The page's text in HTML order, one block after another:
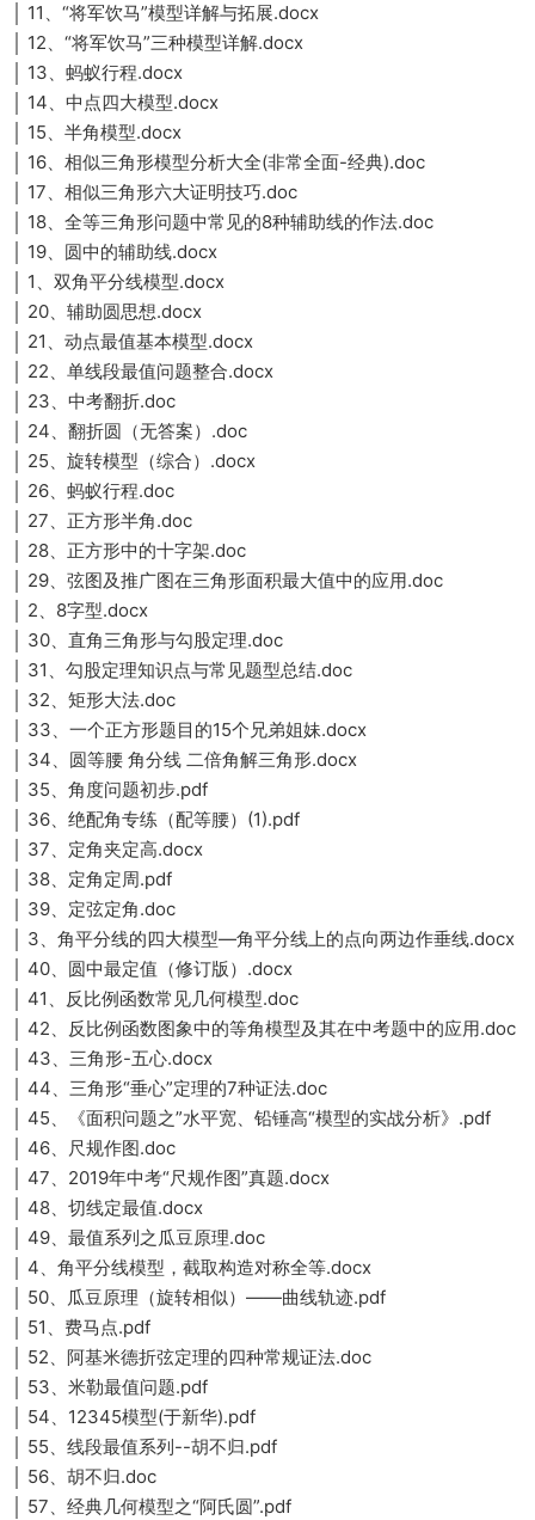
│ 11、“将军饮马”模型详解与拓展.docx
│ 12、“将军饮马”三种模型详解.docx
│ 13、蚂蚁行程.docx
│ 14、中点四大模型.docx
│ 15、半角模型.docx
│ 16、相似三角形模型分析大全(非常全面-经典).doc
│ 17、相似三角形六大证明技巧.doc
│ 18、全等三角形问题中常见的8种辅助线的作法.doc
│ 19、圆中的辅助线.docx
│ 1、双角平分线模型.docx
│ 20、辅助圆思想.docx
│ 21、动点最值基本模型.docx
│ 22、单线段最值问题整合.docx
│ 23、中考翻折.doc
│ 24、翻折圆（无答案）.doc
│ 25、旋转模型（综合）.docx
│ 26、蚂蚁行程.doc
│ 27、正方形半角.doc
│ 28、正方形中的十字架.doc
│ 29、弦图及推广图在三角形面积最大值中的应用.doc
│ 2、8字型.docx
│ 30、直角三角形与勾股定理.doc
│ 31、勾股定理知识点与常见题型总结.doc
│ 32、矩形大法.doc
│ 33、一个正方形题目的15个兄弟姐妹.docx
│ 34、圆等腰 角分线 二倍角解三角形.docx
│ 35、角度问题初步.pdf
│ 36、绝配角专练（配等腰）(1).pdf
│ 37、定角夹定高.docx
│ 38、定角定周.pdf
│ 39、定弦定角.doc
│ 3、角平分线的四大模型—角平分线上的点向两边作垂线.docx
│ 40、圆中最定值（修订版）.docx
│ 41、反比例函数常见几何模型.doc
│ 42、反比例函数图象中的等角模型及其在中考题中的应用.doc
│ 43、三角形-五心.docx
│ 44、三角形“垂心”定理的7种证法.doc
│ 45、《面积问题之”水平宽、铅锤高“模型的实战分析》.pdf
│ 46、尺规作图.doc
│ 47、2019年中考“尺规作图”真题.docx
│ 48、切线定最值.docx
│ 49、最值系列之瓜豆原理.doc
│ 4、角平分线模型，截取构造对称全等.docx
│ 50、瓜豆原理（旋转相似）——曲线轨迹.pdf
│ 51、费马点.pdf
│ 52、阿基米德折弦定理的四种常规证法.doc
│ 53、米勒最值问题.pdf
│ 54、12345模型(于新华).pdf
│ 55、线段最值系列--胡不归.pdf
│ 56、胡不归.doc
│ 57、经典几何模型之“阿氏圆”.pdf